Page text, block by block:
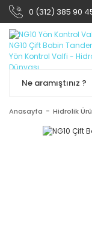
0 (312) 385 90
Anasayfa Hidrolik